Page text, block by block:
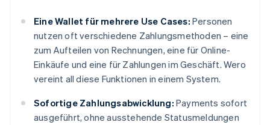
Eine Wallet für mehrere Use Cases: Personen
nutzen oft verschiedene Zahlungsmethoden – eine
zum Aufteilen von Rechnungen, eine für Online-
Einkäufe und eine für Zahlungen im Geschäft. Wero
vereint all diese Funktionen in einem System.
Sofortige Zahlungsabwicklung: Payments sofort
ausgeführt, ohne ausstehende Statusmeldungen